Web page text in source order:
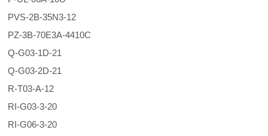
PVS-2B-35N3-12
PZ-3B-70E3A-4410C
Q-G03-1D-21
Q-G03-2D-21
R-T03-A-12
RI-G03-3-20
RI-G06-3-20